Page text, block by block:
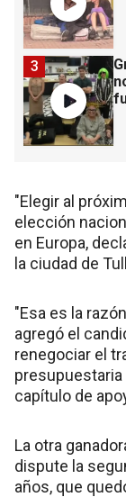
3
"Elegir al
elección
en Europa,
la ciudad de
"Esa es la
agregó el
renegociar el
presupuestaria
capítulo de
La otra
dispute la
años, que